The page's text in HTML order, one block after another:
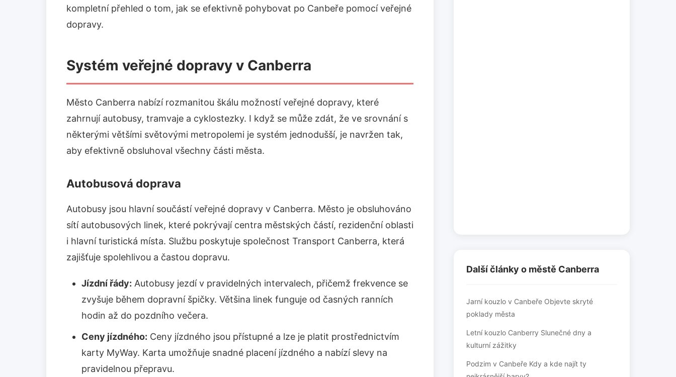
kompletní přehled o tom, jak se efektivně pohybovat po Canbeře pomocí veřejné
dopravy.
Systém veřejné dopravy v Canberra
Město Canberra nabízí rozmanitou škálu možností veřejné dopravy, které
zahrnují autobusy, tramvaje a cyklostezky. I když se může zdát, že ve srovnání s
některými většími světovými metropolemi je systém jednodušší, je navržen tak,
aby efektivně obsluhoval všechny části města.
Autobusová doprava
Autobusy jsou hlavní součástí veřejné dopravy v Canberra. Město je obsluhováno
sítí autobusových linek, které pokrývají centra městských částí, rezidenční oblasti
i hlavní turistická místa. Službu poskytuje společnost Transport Canberra, která
zajišťuje spolehlivou a častou dopravu.
Jízdní řády: Autobusy jezdí v pravidelných intervalech, přičemž frekvence se
zvyšuje během dopravní špičky. Většina linek funguje od časných ranních
hodin až do pozdního večera.
Ceny jízdného: Ceny jízdného jsou přístupné a lze je platit prostřednictvím
karty MyWay. Karta umožňuje snadné placení jízdného a nabízí slevy na
pravidelnou přepravu.
Další články o městě Canberra
Jarní kouzlo v Canbeře Objevte skryté
poklady města
Letní kouzlo Canberry Slunečné dny a
kulturní zážitky
Podzim v Canbeře Kdy a kde najít ty